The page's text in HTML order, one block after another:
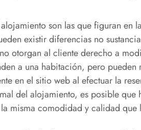
son las que figuran
existir diferencias no
otorgan al cliente derecho a
a una habitación, pero
en el sitio web al efectuar la
del alojamiento, es posible
misma comodidad y calidad